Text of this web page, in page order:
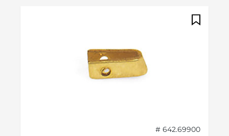
# 642.69900